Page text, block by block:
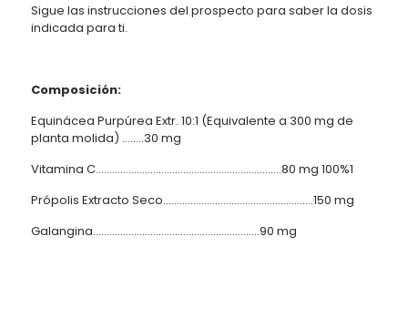
Sigue las instrucciones del prospecto para saber la dosis
indicada para ti.
Composición:
Equinácea Purpúrea Extr. 10:1 (Equivalente a 300 mg de
planta molida) ……..30 mg
Vitamina C…………………………………………………………..80 mg 100%1
Própolis Extracto Seco……………………………………………….150 mg
Galangina…………………………………………………….90 mg